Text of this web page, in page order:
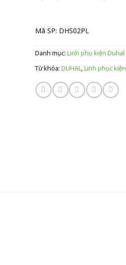
Mã SP: DHS02PL
Danh mục: Linh phụ kiện Duhal
Từ khóa: DUHAL,Linh phục kiện